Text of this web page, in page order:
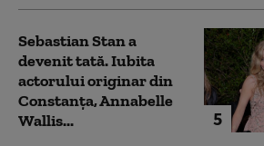
5
Sebastian Stan a
devenit tată. Iubita
actorului originar din
Constanța, Annabelle
Wallis...